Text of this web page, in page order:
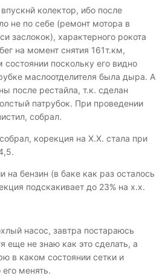
колектор, ибо после
не по себе (ремонт мотора в
заслокок), характерного рокота
на момент снятия 161т.км,
поскольку его видно
маслоотделителя была дыра. А
после рестайла, т.к. сделан
патрубок. При проведении
собрал.
корекция на Х.Х. стала при
на бензин (в баке как раз осталось
подскакивает до 23% на х.х.
насос, завтра постараюсь
еще не знаю как это сделать, а
в каком состоянии сетки и
менять.